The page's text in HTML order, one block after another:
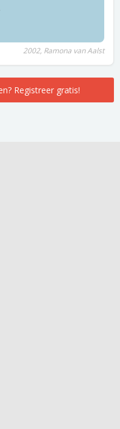
2002, Ramona van Aalst
Registreer gratis!